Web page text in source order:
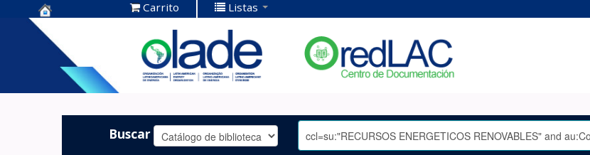
Centro de
Documentación
OLADE -
Carrito Listas
Buscar